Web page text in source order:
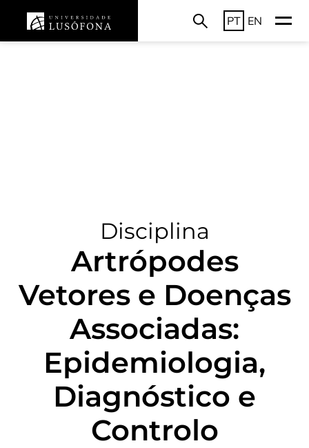
PT EN
Disciplina
Artrópodes
Vetores e Doenças
Associadas:
Epidemiologia,
Diagnóstico e
Controlo